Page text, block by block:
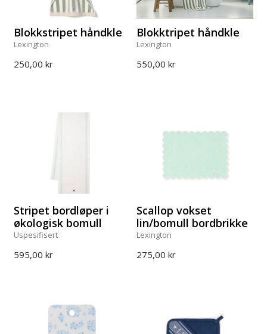
Blokkstripet håndkle
Lexington
250,00 kr
Blokktripet håndkle
Lexington
550,00 kr
Stripet bordløper i
økologisk bomull
Uspesifisert
595,00 kr
Scallop vokset
lin/bomull bordbrikke
Lexington
275,00 kr